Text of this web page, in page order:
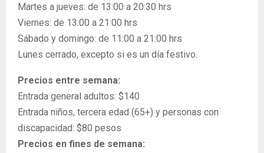
Martes a jueves: de 13:00 a 20:30 hrs
Viernes: de 13:00 a 21:00 hrs
Sábado y domingo: de 11:00 a 21:00 hrs
Lunes cerrado, excepto si es un día festivo.
Precios entre semana:
Entrada general adultos: $140
Entrada niños, tercera edad (65+) y personas con
discapacidad: $80 pesos
Precios en fines de semana: